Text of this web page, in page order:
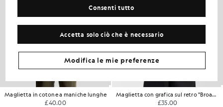
Maglietta in cotone a maniche lunghe
£40.00
Maglietta con grafica sul retro "Broadcaster"
£35.00
Accetta solo ciò che è necessario
Consenti tutto
Modifica le mie preferenze